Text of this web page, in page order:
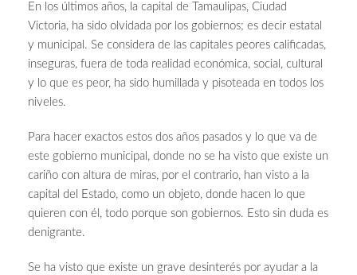
En los últimos años, la capital de Tamaulipas, Ciudad
Victoria, ha sido olvidada por los gobiernos; es decir estatal
y municipal. Se considera de las capitales peores calificadas,
inseguras, fuera de toda realidad económica, social, cultural
y lo que es peor, ha sido humillada y pisoteada en todos los
niveles.
Para hacer exactos estos dos años pasados y lo que va de
este gobierno municipal, donde no se ha visto que existe un
cariño con altura de miras, por el contrario, han visto a la
capital del Estado, como un objeto, donde hacen lo que
quieren con él, todo porque son gobiernos. Esto sin duda es
denigrante.
Se ha visto que existe un grave desinterés por ayudar a la